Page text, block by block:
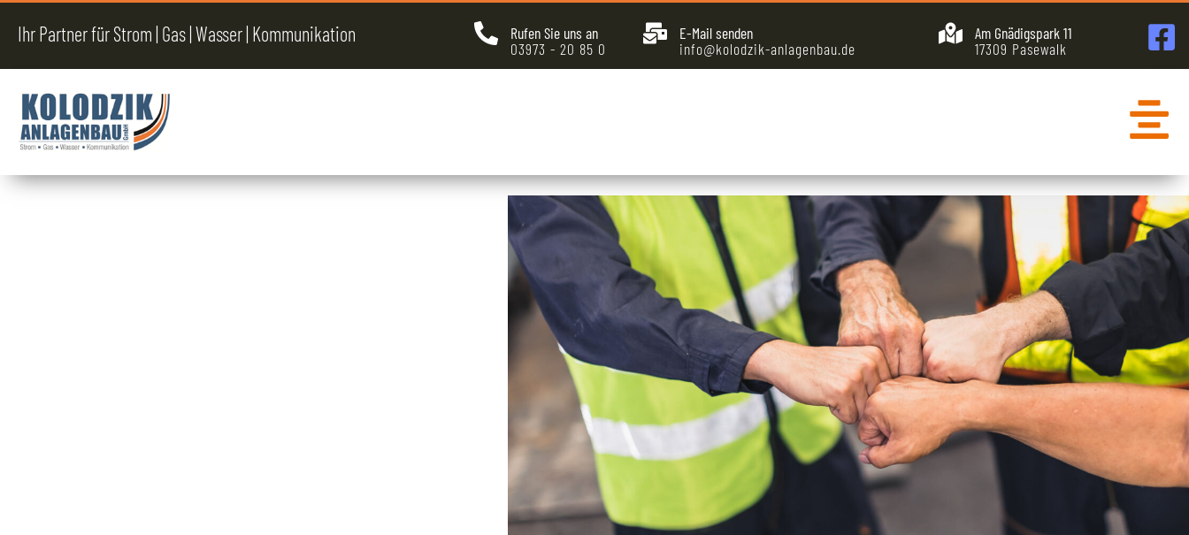
Ihr Partner für Strom | Gas | Wasser | Kommunikation
Rufen Sie uns an
03973 - 20 85 0
E-Mail senden
info@kolodzik-anlagenbau.de
Am Gnädigspark 11
17309 Pasewalk